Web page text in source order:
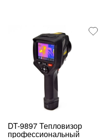
DT-9897 Тепловизор
профессиональный